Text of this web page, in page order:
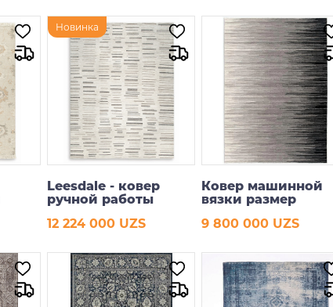
В корзину В корзину
Новинка
Leesdale - ковер
ручной работы
12 224 000 UZS
В корзину
Ковер машинной
вязки размер
9 800 000 UZS
В корзину